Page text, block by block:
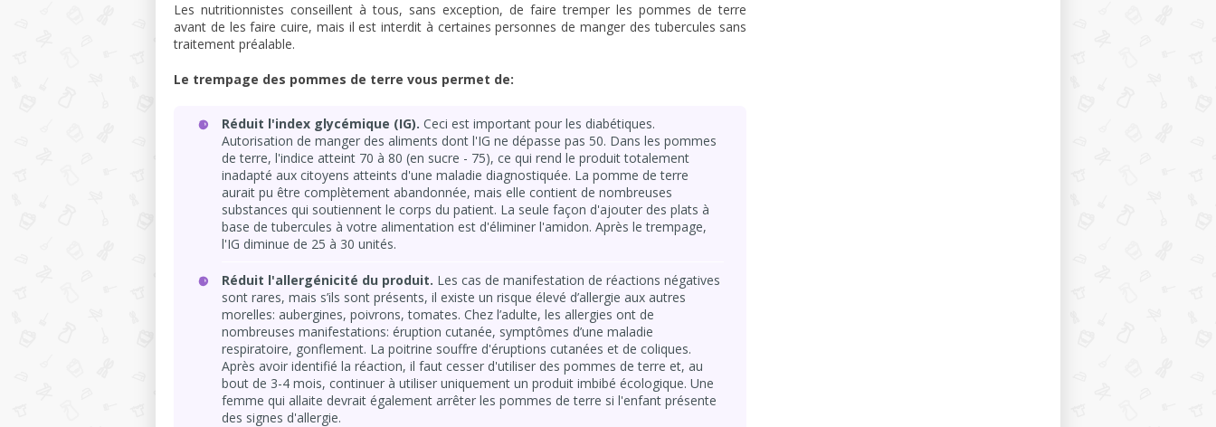
Les nutritionnistes conseillent à tous, sans exception, de faire tremper les pommes de terre
avant de les faire cuire, mais il est interdit à certaines personnes de manger des tubercules sans
traitement préalable.
Le trempage des pommes de terre vous permet de:
Réduit l'index glycémique (IG). Ceci est important pour les diabétiques.
Autorisation de manger des aliments dont l'IG ne dépasse pas 50. Dans les pommes
de terre, l'indice atteint 70 à 80 (en sucre - 75), ce qui rend le produit totalement
inadapté aux citoyens atteints d'une maladie diagnostiquée. La pomme de terre
aurait pu être complètement abandonnée, mais elle contient de nombreuses
substances qui soutiennent le corps du patient. La seule façon d'ajouter des plats à
base de tubercules à votre alimentation est d'éliminer l'amidon. Après le trempage,
l'IG diminue de 25 à 30 unités.
Réduit l'allergénicité du produit. Les cas de manifestation de réactions négatives
sont rares, mais s’ils sont présents, il existe un risque élevé d’allergie aux autres
morelles: aubergines, poivrons, tomates. Chez l’adulte, les allergies ont de
nombreuses manifestations: éruption cutanée, symptômes d’une maladie
respiratoire, gonflement. La poitrine souffre d'éruptions cutanées et de coliques.
Après avoir identifié la réaction, il faut cesser d'utiliser des pommes de terre et, au
bout de 3-4 mois, continuer à utiliser uniquement un produit imbibé écologique. Une
femme qui allaite devrait également arrêter les pommes de terre si l'enfant présente
des signes d'allergie.